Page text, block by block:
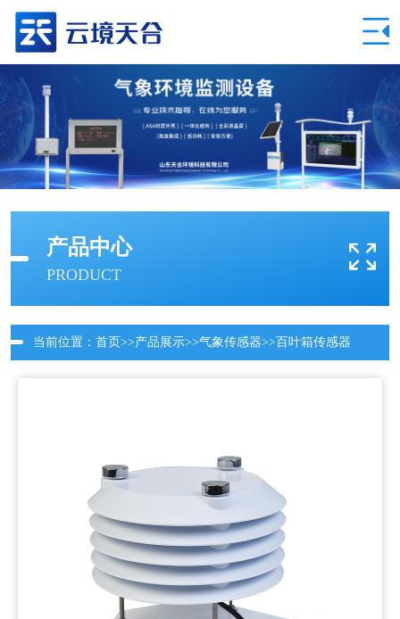
产品中心
PRODUCT
当前位置： 首页>>产品展示>>气象传感器>>百叶箱传感器